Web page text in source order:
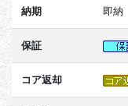
納期 即納
保証
コア返却